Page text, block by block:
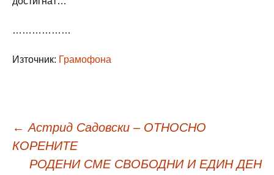
………………
Източник: Грамофона
Навигация
← Астрид Садовски – ОТНОСНО
КОРЕНИТЕ
РОДЕНИ СМЕ СВОБОДНИ И ЕДИН ДЕН